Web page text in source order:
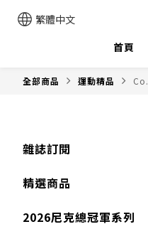
繁體中文
首頁
全部商品 運動精品
雜誌訂閱
精選商品
2026尼克總冠軍系列